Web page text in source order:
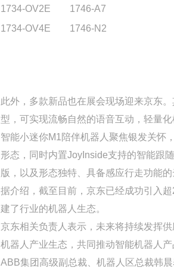
1734-OV2E
1746-A7
1734-OV4E
1746-N2
此外，多款新品也在展会现场迎来京东
型，可实现流畅自然的语音互动，轻量
智能小迷你M1陪伴机器人聚焦银发关怀
形态，同时内置JoyInside支持的智能跟
版，以及形态独特、具备感应行走功能
据介绍，截至目前，京东已经成功引入
建了行业的机器人生态。
京东相关负责人表示，未来将持续发挥
机器人产业生态，共同推动智能机器人
ABB集团高级副总裁、机器人区总裁韩